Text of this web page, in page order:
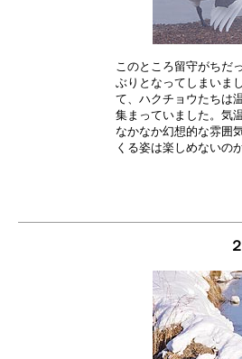
このところ留守がちだ
ぶりとなってしまいま
て、ハクチョウたちは
集まっていました。気
なかなか幻想的な雰囲